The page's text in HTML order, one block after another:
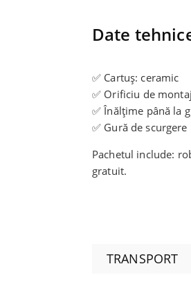
Date
✅ Cartuș: ceramic
✅ Orificiu de
✅ Înălțime până la
✅ Gură de
Pachetul include:
gratuit.
TRANSPORT